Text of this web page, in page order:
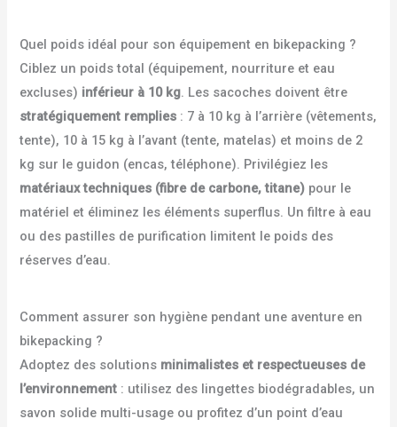
Quel poids idéal pour son équipement en bikepacking ?
Ciblez un poids total (équipement, nourriture et eau
excluses) inférieur à 10 kg. Les sacoches doivent être
stratégiquement remplies : 7 à 10 kg à l’arrière (vêtements,
tente), 10 à 15 kg à l’avant (tente, matelas) et moins de 2
kg sur le guidon (encas, téléphone). Privilégiez les
matériaux techniques (fibre de carbone, titane) pour le
matériel et éliminez les éléments superflus. Un filtre à eau
ou des pastilles de purification limitent le poids des
réserves d’eau.
Comment assurer son hygiène pendant une aventure en
bikepacking ?
Adoptez des solutions minimalistes et respectueuses de
l’environnement : utilisez des lingettes biodégradables, un
savon solide multi-usage ou profitez d’un point d’eau